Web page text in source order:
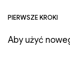
Pierwsze kroki
Aby użyć